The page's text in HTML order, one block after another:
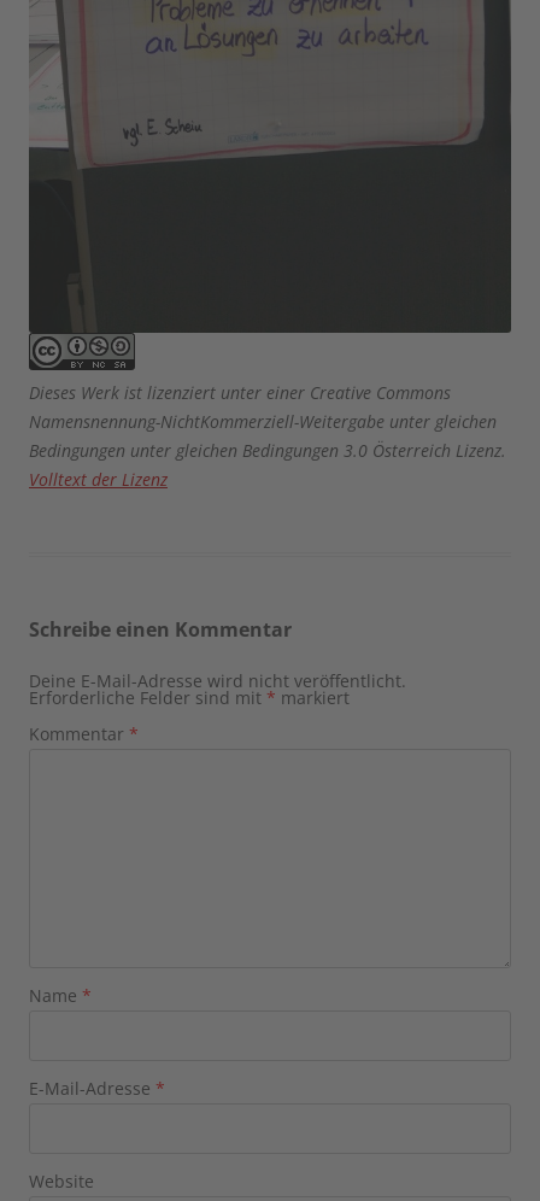
Dieses Werk ist lizenziert unter einer Creative Commons
Namensnennung-NichtKommerziell-Weitergabe unter gleichen
Bedingungen unter gleichen Bedingungen 3.0 Österreich Lizenz.
Volltext der Lizenz
Schreibe einen Kommentar
Deine E-Mail-Adresse wird nicht veröffentlicht.
Erforderliche Felder sind mit * markiert
Kommentar *
Name *
E-Mail-Adresse *
Website